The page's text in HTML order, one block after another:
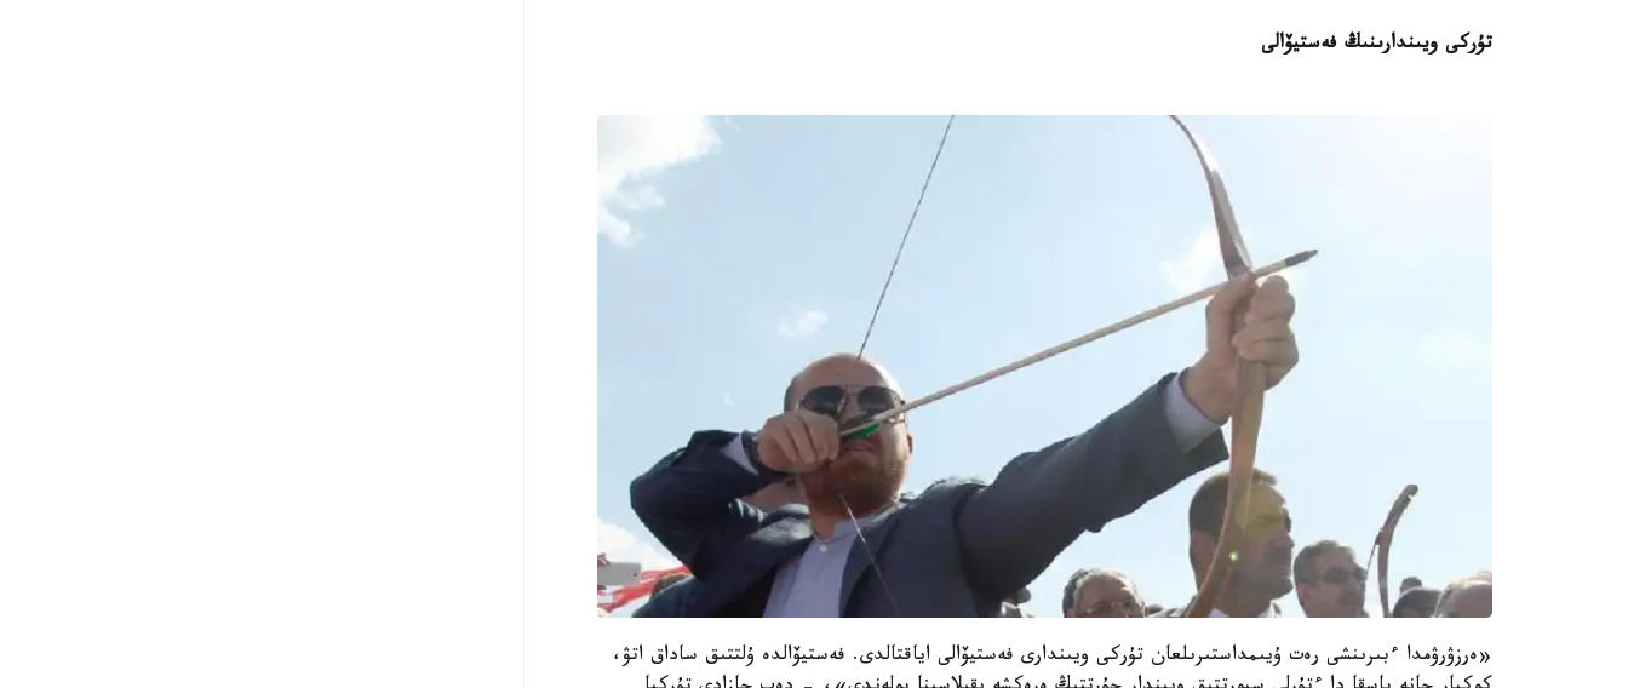
تۇركى ويىندارىنىڭ فەستيۆالى
«ەرزۋرۋمدا ءبىرىنشى رەت ۇيىمداستىرىلعان تۇركى ويىندارى فەستيۆالى اياقتالدى. فەستيۆالدە ۇلتتىق ساداق اتۋ،